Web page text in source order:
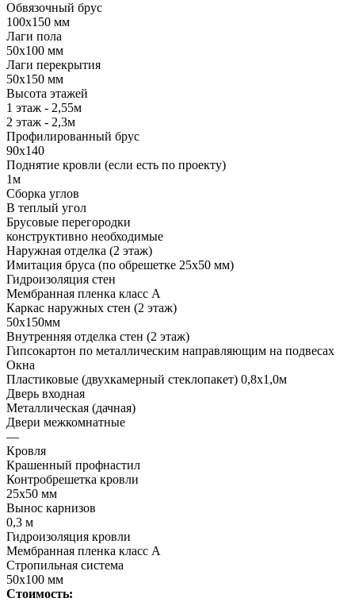
Обвязочный брус
100х150 мм
Лаги пола
50х100 мм
Лаги перекрытия
50х150 мм
Высота этажей
1 этаж - 2,55м
2 этаж - 2,3м
Профилированный брус
90х140
Поднятие кровли (если есть по проекту)
1м
Сборка углов
В теплый угол
Брусовые перегородки
конструктивно необходимые
Наружная отделка (2 этаж)
Имитация бруса (по обрешетке 25х50 мм)
Гидроизоляция стен
Мембранная пленка класс А
Каркас наружных стен (2 этаж)
50х150мм
Внутренняя отделка стен (2 этаж)
Гипсокартон по металлическим направляющим на подвесах
Окна
Пластиковые (двухкамерный стеклопакет) 0,8х1,0м
Дверь входная
Металлическая (дачная)
Двери межкомнатные
—
Кровля
Крашенный профнастил
Контробрешетка кровли
25х50 мм
Вынос карнизов
0,3 м
Гидроизоляция кровли
Мембранная пленка класс А
Стропильная система
50х100 мм
Стоимость: